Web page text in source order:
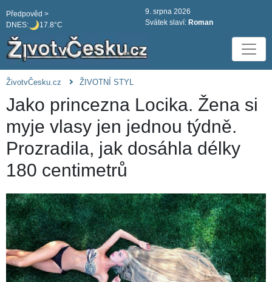
DNES: 17.8°C
Předpověd >
9. srpna 2026
Svátek slaví: Roman
ŽivotvČesku.cz ŽIVOTNÍ STYL
Jako princezna Locika. Žena si
myje vlasy jen jednou týdně.
Prozradila, jak dosáhla délky
180 centimetrů